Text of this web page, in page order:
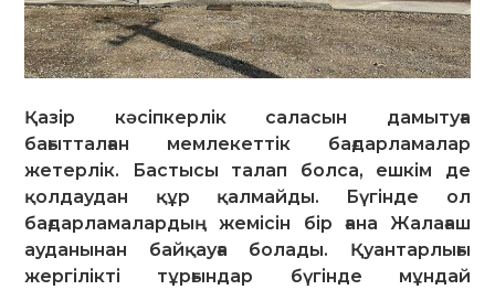
Қазір кәсіпкерлік саласын дамытуға
бағытталған мемлекеттік бағдарламалар
жетерлік. Бастысы талап болса, ешкім де
қолдаудан құр қалмайды. Бүгінде ол
бағдарламалардың жемісін бір ғана Жалағаш
ауданынан байқауға болады. Қуантарлығы
жергілікті тұрғындар бүгінде мұндай